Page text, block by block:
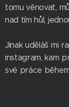
tomu věnovat,
nad tím hůl,
Jinak uděláš mi
instagram, kam
své práce